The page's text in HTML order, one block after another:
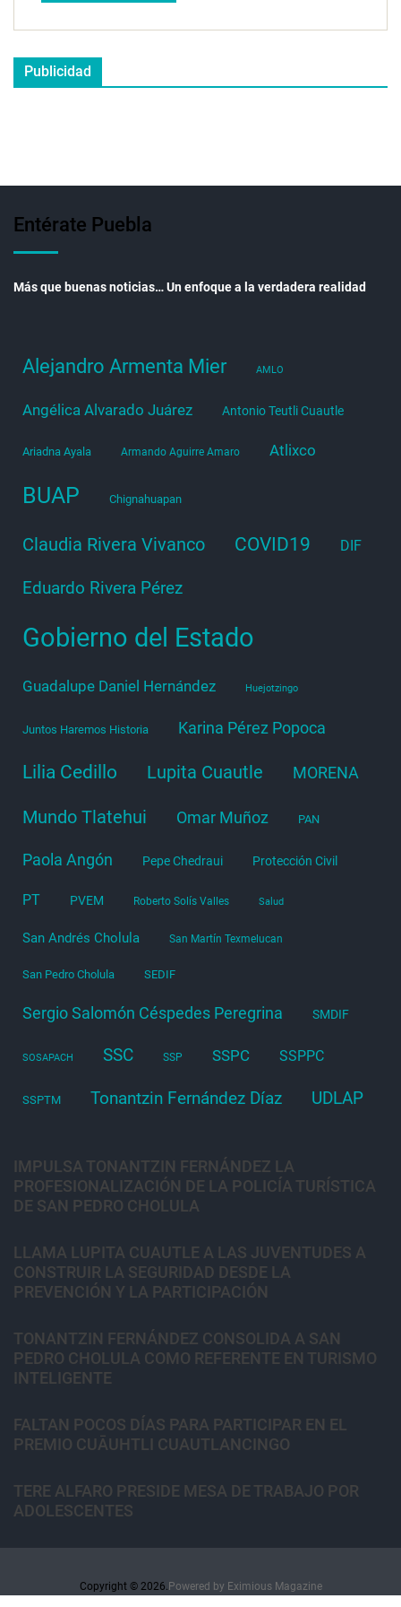
Publicidad
Entérate Puebla
Más que buenas noticias… Un enfoque a la verdadera realidad
Alejandro Armenta Mier AMLO
Angélica Alvarado Juárez Antonio Teutli Cuautle
Ariadna Ayala Armando Aguirre Amaro Atlixco
BUAP Chignahuapan
Claudia Rivera Vivanco COVID19 DIF
Eduardo Rivera Pérez
Gobierno del Estado
Guadalupe Daniel Hernández Huejotzingo
Juntos Haremos Historia Karina Pérez Popoca
Lilia Cedillo Lupita Cuautle MORENA
Mundo Tlatehui Omar Muñoz PAN
Paola Angón Pepe Chedraui Protección Civil
PT PVEM Roberto Solís Valles Salud
San Andrés Cholula San Martín Texmelucan
San Pedro Cholula SEDIF
Sergio Salomón Céspedes Peregrina SMDIF
SOSAPACH SSC SSP SSPC SSPPC
SSPTM Tonantzin Fernández Díaz UDLAP
IMPULSA TONANTZIN FERNÁNDEZ LA
PROFESIONALIZACIÓN DE LA POLICÍA TURÍSTICA
DE SAN PEDRO CHOLULA
LLAMA LUPITA CUAUTLE A LAS JUVENTUDES A
CONSTRUIR LA SEGURIDAD DESDE LA
PREVENCIÓN Y LA PARTICIPACIÓN
TONANTZIN FERNÁNDEZ CONSOLIDA A SAN
PEDRO CHOLULA COMO REFERENTE EN TURISMO
INTELIGENTE
FALTAN POCOS DÍAS PARA PARTICIPAR EN EL
PREMIO CUĀUHTLI CUAUTLANCINGO
TERE ALFARO PRESIDE MESA DE TRABAJO POR
ADOLESCENTES
Copyright © 2026. Powered by Eximious Magazine